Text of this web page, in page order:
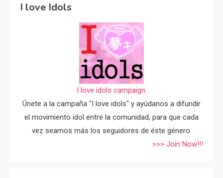
I love Idols
I love idols campaign.
Únete a la campaña "I love idols" y ayúdanos a difundir
el movimiento idol entre la comunidad, para que cada
vez seamos más los seguidores de éste género.
>>> Join Now!!!